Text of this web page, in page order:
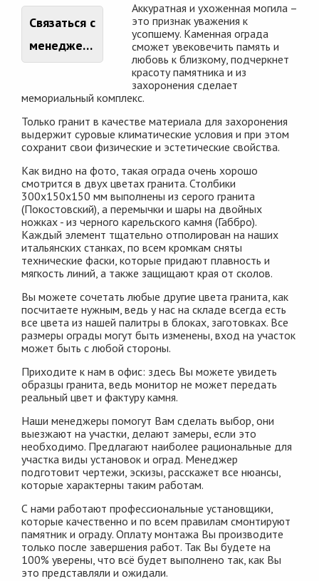
Связаться с
менеджером
Аккуратная и ухоженная могила –
это признак уважения к
усопшему. Каменная ограда
сможет увековечить память и
любовь к близкому, подчеркнет
красоту памятника и из
захоронения сделает
мемориальный комплекс.
Только гранит в качестве материала для захоронения
выдержит суровые климатические условия и при этом
сохранит свои физические и эстетические свойства.
Как видно на фото, такая ограда очень хорошо
смотрится в двух цветах гранита. Столбики
300х150х150 мм выполнены из серого гранита
(Покостовский), а перемычки и шары на двойных
ножках - из черного карельского камня (Габбро).
Каждый элемент тщательно отполирован на наших
итальянских станках, по всем кромкам сняты
технические фаски, которые придают плавность и
мягкость линий, а также защищают края от сколов.
Вы можете сочетать любые другие цвета гранита, как
посчитаете нужным, ведь у нас на складе всегда есть
все цвета из нашей палитры в блоках, заготовках. Все
размеры ограды могут быть изменены, вход на участок
может быть с любой стороны.
Приходите к нам в офис: здесь Вы можете увидеть
образцы гранита, ведь монитор не может передать
реальный цвет и фактуру камня.
Наши менеджеры помогут Вам сделать выбор, они
выезжают на участки, делают замеры, если это
необходимо. Предлагают наиболее рациональные для
участка виды установок и оград. Менеджер
подготовит чертежи, эскизы, расскажет все нюансы,
которые характерны таким работам.
С нами работают профессиональные установщики,
которые качественно и по всем правилам смонтируют
памятник и ограду. Оплату монтажа Вы производите
только после завершения работ. Так Вы будете на
100% уверены, что всё будет выполнено так, как Вы
это представляли и ожидали.